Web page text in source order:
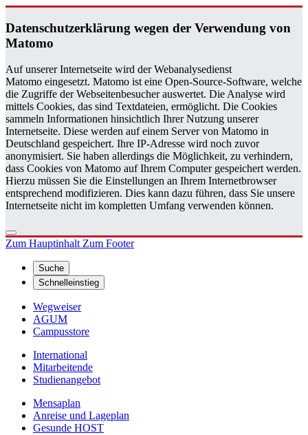
Da­ten­schutz­er­klä­rung wegen der Ver­wen­dung von
Ma­to­mo
Auf unserer Internetseite wird der Webanalysedienst
Matomo eingesetzt. Matomo ist eine Open-Source-Software, welche
die Zugriffe der Webseitenbesucher auswertet. Die Analyse wird
mittels Cookies, das sind Textdateien, ermöglicht. Die Cookies
sammeln Informationen hinsichtlich Ihrer Nutzung unserer
Internetseite. Diese werden auf einem Server von Matomo in
Deutschland gespeichert. Ihre IP-Adresse wird noch zuvor
anonymisiert. Sie haben allerdings die Möglichkeit, zu verhindern,
dass Cookies von Matomo auf Ihrem Computer gespeichert werden.
Hierzu müssen Sie die Einstellungen an Ihrem Internetbrowser
entsprechend modifizieren. Dies kann dazu führen, dass Sie unsere
Internetseite nicht im kompletten Umfang verwenden können.
Zum HauptinhaltZum Footer
Suche
Schnelleinstieg
Wegweiser
AGUM
Campusstore
International
Mitarbeitende
Studienangebot
Mensaplan
Anreise und Lageplan
Gesunde HOST